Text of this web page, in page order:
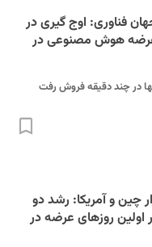
فناوری: اوج گیری در
عرضه هوش مصنوعی در
در چند دقیقه فروش رفت
۱۷ در بازار چین و آمریکا: رشد دو
اولین روزهای عرضه در